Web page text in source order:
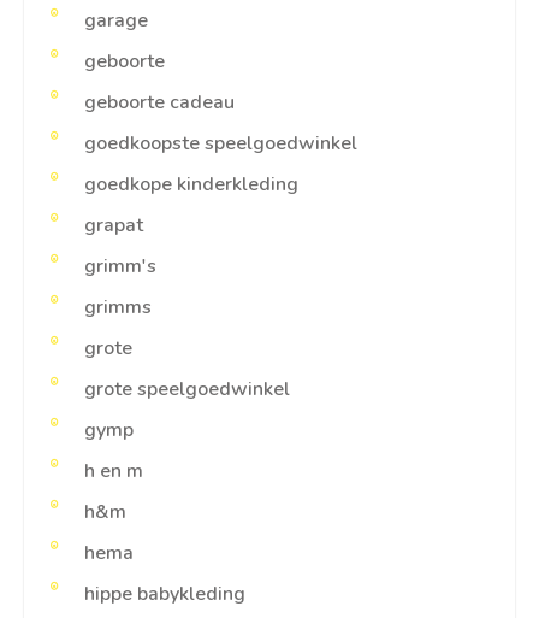
garage
geboorte
geboorte cadeau
goedkoopste speelgoedwinkel
goedkope kinderkleding
grapat
grimm's
grimms
grote
grote speelgoedwinkel
gymp
h en m
h&m
hema
hippe babykleding